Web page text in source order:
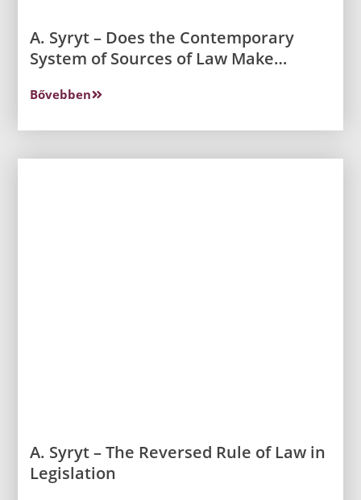
A. Syryt – Does the Contemporary
System of Sources of Law Make
Bővebben
A. Syryt – The Reversed Rule of Law in
Legislation